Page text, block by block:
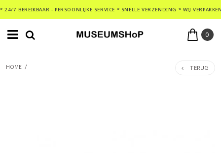
* 24/7 BEREIKBAAR - PERSOONLIJKE SERVICE * SNELLE VERZENDING * WIJ
0
HOME / TERUG